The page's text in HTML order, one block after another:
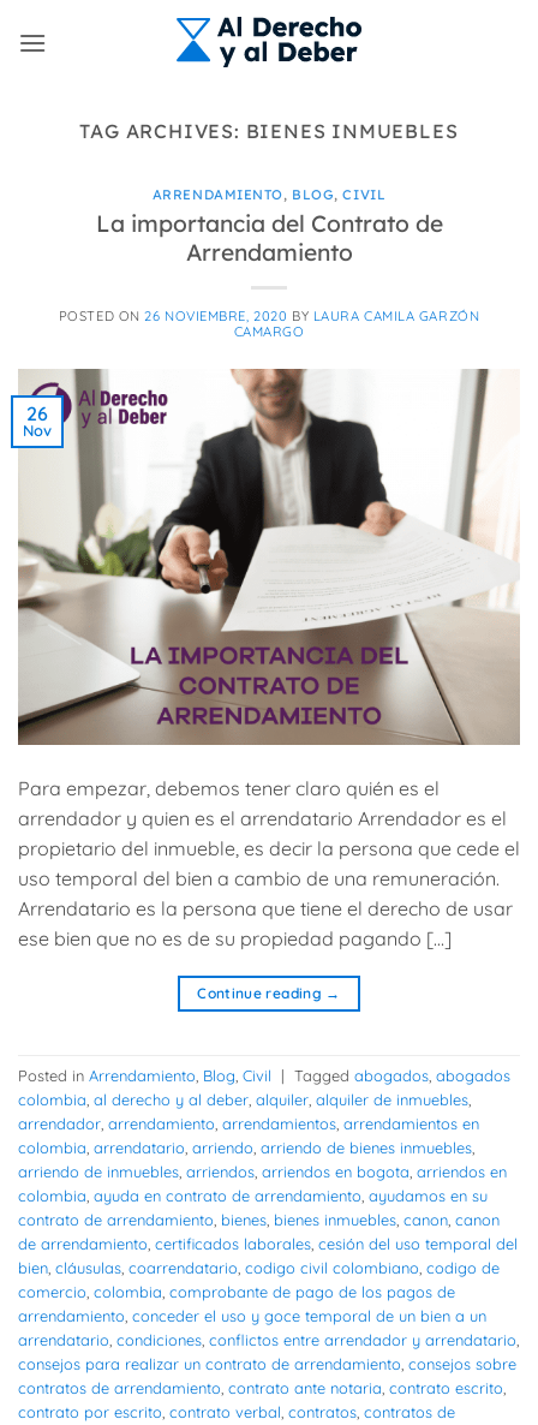
TAG ARCHIVES: BIENES INMUEBLES
ARRENDAMIENTO, BLOG,CIVIL
La importancia del Contrato de
Arrendamiento
POSTED ON26 NOVIEMBRE, 2020 BY LAURA CAMILA GARZÓN
CAMARGO
26
Nov
Para empezar, debemos tener claro quién es el
arrendador y quien es el arrendatario Arrendador es el
propietario del inmueble, es decir la persona que cede el
uso temporal del bien a cambio de una remuneración.
Arrendatario es la persona que tiene el derecho de usar
ese bien que no es de su propiedad pagando […]
Continue reading →
Posted in Arrendamiento, Blog, Civil | Tagged abogados, abogados
colombia, al derecho y al deber, alquiler, alquiler de inmuebles,
arrendador, arrendamiento, arrendamientos, arrendamientos en
colombia, arrendatario, arriendo, arriendo de bienes inmuebles,
arriendo de inmuebles, arriendos, arriendos en bogota, arriendos en
colombia, ayuda en contrato de arrendamiento, ayudamos en su
contrato de arrendamiento, bienes, bienes inmuebles, canon, canon
de arrendamiento, certificados laborales, cesión del uso temporal del
bien, cláusulas, coarrendatario, codigo civil colombiano, codigo de
comercio, colombia, comprobante de pago de los pagos de
arrendamiento, conceder el uso y goce temporal de un bien a un
arrendatario, condiciones, conflictos entre arrendador y arrendatario,
consejos para realizar un contrato de arrendamiento, consejos sobre
contratos de arrendamiento, contrato ante notaria, contrato escrito,
contrato por escrito, contrato verbal, contratos, contratos de